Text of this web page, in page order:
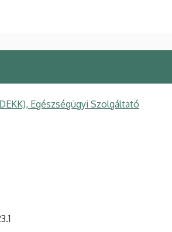
Egészségügyi Szolgáltató